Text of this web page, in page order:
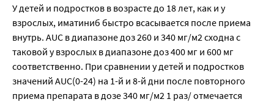
У детей и подростков в возрасте до 18 лет, как и у
взрослых, иматиниб быстро всасывается после приема
внутрь. AUC в диапазоне доз 260 и 340 мг/м2 сходна с
таковой у взрослых в диапазоне доз 400 мг и 600 мг
соответственно. При сравнении у детей и подростков
значений AUC(0-24) на 1-й и 8-й дни после повторного
приема препарата в дозе 340 мг/м2 1 раз/ отмечается